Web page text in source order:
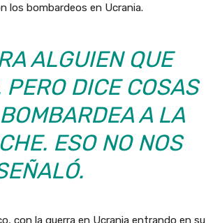
los bombardeos en Ucrania.
ALGUIEN QUE
DICE COSAS
A LA
ESO NO NOS
con la guerra en Ucrania entrando en su